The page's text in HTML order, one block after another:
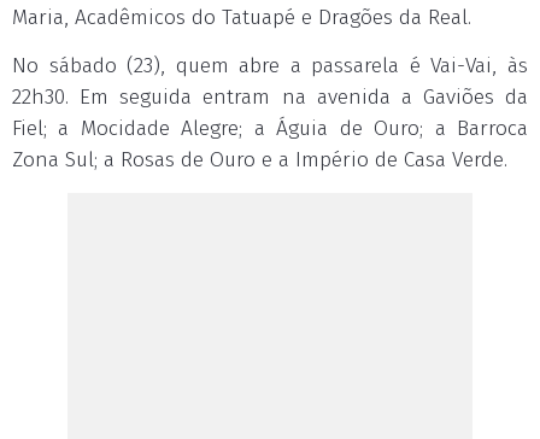
Maria, Acadêmicos do Tatuapé e Dragões da Real.
No sábado (23), quem abre a passarela é Vai-Vai, às
22h30. Em seguida entram na avenida a Gaviões da
Fiel; a Mocidade Alegre; a Águia de Ouro; a Barroca
Zona Sul; a Rosas de Ouro e a Império de Casa Verde.